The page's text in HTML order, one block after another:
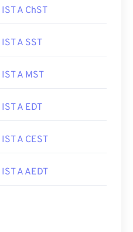
IST A ChST
IST A SST
IST A MST
IST A EDT
IST A CEST
IST A AEDT